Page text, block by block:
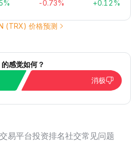
-0.73% +0.12%
(TRX) 价格预测
感觉如何？
消极
交易平台投资排名社交常见问题